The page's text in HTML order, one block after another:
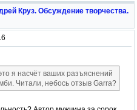
Круз. Обсуждение творчества.
я насчёт ваших разъяснений
Читали, небось отзыв Garrа?